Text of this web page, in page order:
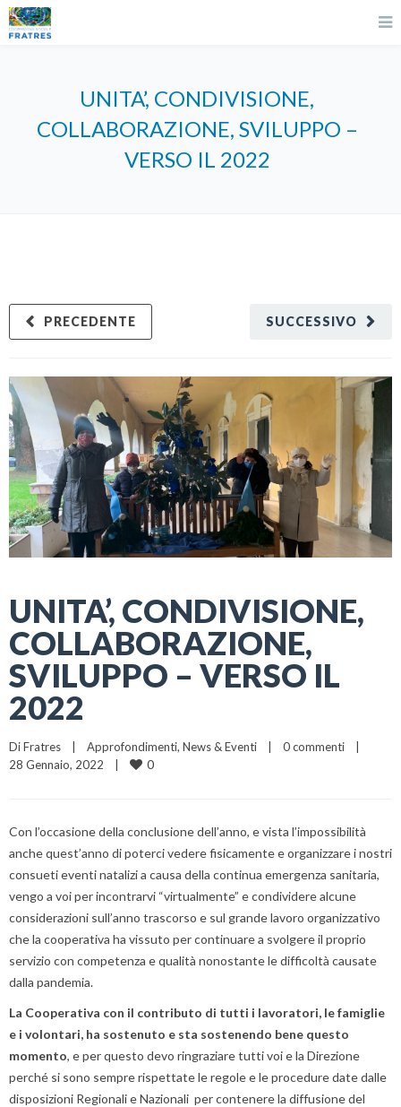
UNITA’, CONDIVISIONE,
COLLABORAZIONE, SVILUPPO –
VERSO IL 2022
SUCCESSIVO
PRECEDENTE
UNITA’, CONDIVISIONE,
COLLABORAZIONE,
SVILUPPO – VERSO IL
2022
Di Fratres | Approfondimenti, News & Eventi | 0 commenti
|
28 Gennaio, 2022 | 0
Con l’occasione della conclusione dell’anno, e vista l’impossibilità
anche quest’anno di poterci vedere fisicamente e organizzare i nostri
consueti eventi natalizi a causa della continua emergenza sanitaria,
vengo a voi per incontrarvi “virtualmente” e condividere alcune
considerazioni sull’anno trascorso e sul grande lavoro organizzativo
che la cooperativa ha vissuto per continuare a svolgere il proprio
servizio con competenza e qualità nonostante le difficoltà causate
dalla pandemia.
La Cooperativa con il contributo di tutti i lavoratori, le famiglie
e i volontari, ha sostenuto e sta sostenendo bene questo
momento, e per questo devo ringraziare tutti voi e la Direzione
perché si sono sempre rispettate le regole e le procedure date dalle
disposizioni Regionali e Nazionali per contenere la diffusione del